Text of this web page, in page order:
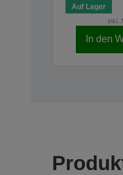
Auf Lager
inkl.
In den